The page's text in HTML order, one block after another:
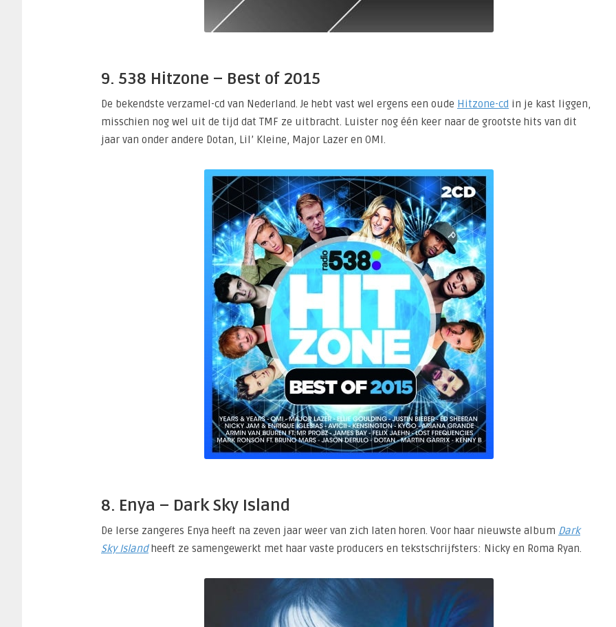
9. 538 Hitzone – Best of 2015
De bekendste verzamel-cd van Nederland. Je hebt vast wel ergens een oude Hitzone-cd in je kast liggen,
misschien nog wel uit de tijd dat TMF ze uitbracht. Luister nog één keer naar de grootste hits van dit
jaar van onder andere Dotan, Lil’ Kleine, Major Lazer en OMI.
8. Enya – Dark Sky Island
De Ierse zangeres Enya heeft na zeven jaar weer van zich laten horen. Voor haar nieuwste album Dark
Sky Islandheeft ze samengewerkt met haar vaste producers en tekstschrijfsters: Nicky en Roma Ryan.